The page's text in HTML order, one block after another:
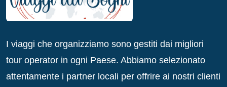
I viaggi che organizziamo sono gestiti dai migliori
tour operator in ogni Paese. Abbiamo selezionato
attentamente i partner locali per offrire ai nostri clienti